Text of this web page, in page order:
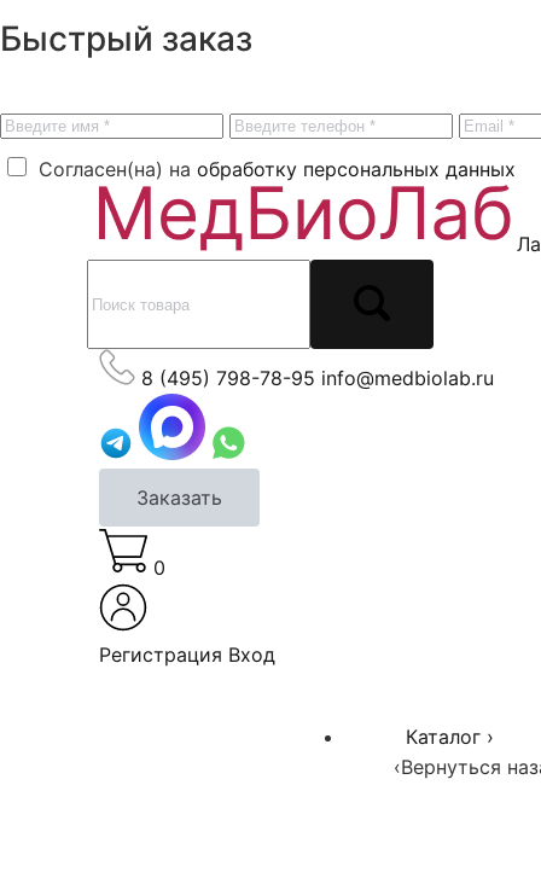
Быстрый заказ
Согласен(на) на обработку персональных данных
8 (495) 798-78-95 info@medbiolab.ru
Заказать
0
Регистрация Вход
Каталог ›
‹Вернуться